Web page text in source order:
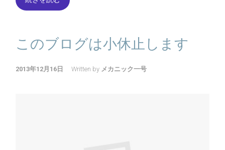
このブログは小休止します
2013年12月16日 Written by メカニック一号